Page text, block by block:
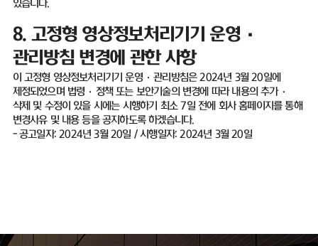
있습니다.
8. 고정형 영상정보처리기기 운영·
관리방침 변경에 관한 사항
이 고정형 영상정보처리기기 운영·관리방침은2024년 3월20일에
제정되었으며 법령 · 정책 또는 보안기술의 변경에 따라 내용의 추가·
삭제 및 수정이 있을 시에는 시행하기 최소7일 전에 회사 홈페이지를 통해
변경사유 및 내용 등을 공지하도록 하겠습니다.
-공고일자: 2024년3월 20일 /시행일자: 2024년 3월20일